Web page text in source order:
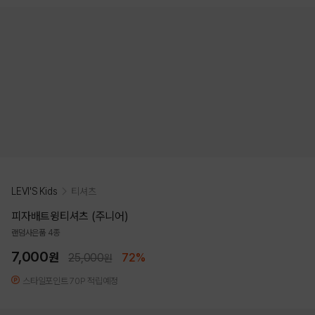
LEVI'S Kids 티셔츠
피자배트윙티셔츠 (주니어)
랜덤사은품 4종
7,000원 25,000원 72%
스타일포인트 70P 적립예정